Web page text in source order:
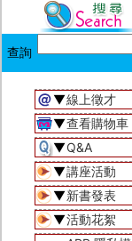
▼線上徵才
▼查看購物車
▼Q&A
▼講座活動
▼新書發表
▼活動花絮